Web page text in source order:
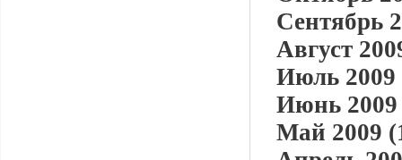
Сентябрь
Август
Июль 2009
Июнь 2009
Май 2009